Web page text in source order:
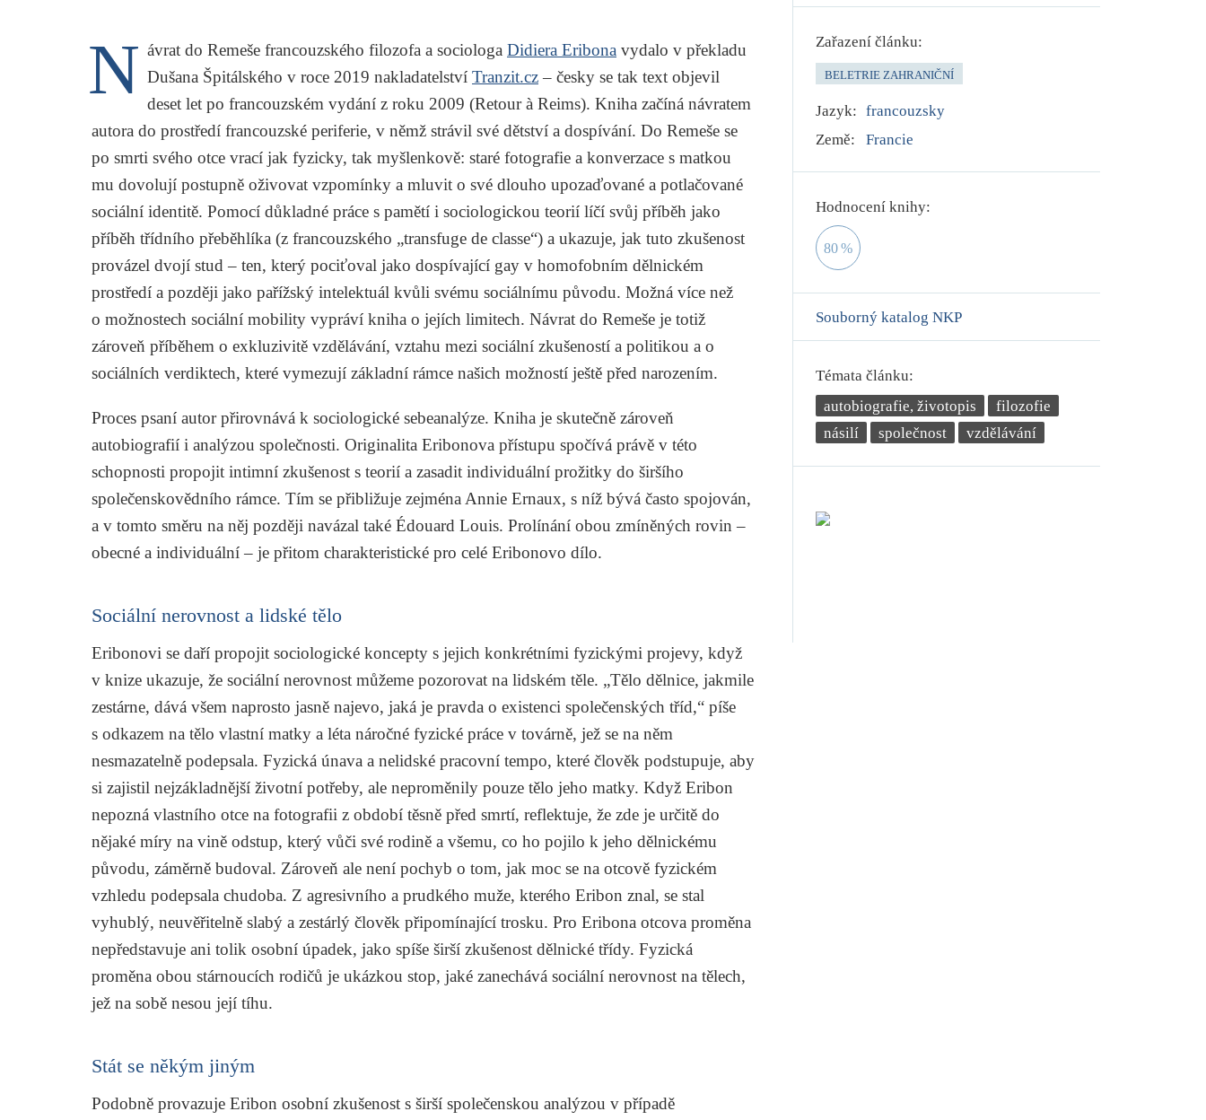
N ávrat do Remeše francouzského filozofa a sociologa Didiera Eribona vydalo v překladu
Dušana Špitálského v roce 2019 nakladatelství Tranzit.cz– česky se tak text objevil
deset let po francouzském vydání z roku 2009 (Retour à Reims). Kniha začíná návratem
autora do prostředí francouzské periferie, v němž strávil své dětství a dospívání. Do Remeše se
po smrti svého otce vrací jak fyzicky, tak myšlenkově: staré fotografie a konverzace s matkou
mu dovolují postupně oživovat vzpomínky a mluvit o své dlouho upozaďované a potlačované
sociální identitě. Pomocí důkladné práce s pamětí i sociologickou teorií líčí svůj příběh jako
příběh třídního přeběhlíka (z francouzského „transfuge de classe“) a ukazuje, jak tuto zkušenost
provázel dvojí stud – ten, který pociťoval jako dospívající gay v homofobním dělnickém
prostředí a později jako pařížský intelektuál kvůli svému sociálnímu původu. Možná více než
o možnostech sociální mobility vypráví kniha o jejích limitech. Návrat do Remeše je totiž
zároveň příběhem o exkluzivitě vzdělávání, vztahu mezi sociální zkušeností a politikou a o
sociálních verdiktech, které vymezují základní rámce našich možností ještě před narozením.
Proces psaní autor přirovnává k sociologické sebeanalýze. Kniha je skutečně zároveň
autobiografií i analýzou společnosti. Originalita Eribonova přístupu spočívá právě v této
schopnosti propojit intimní zkušenost s teorií a zasadit individuální prožitky do širšího
společenskovědního rámce. Tím se přibližuje zejména Annie Ernaux, s níž bývá často spojován,
a v tomto směru na něj později navázal také Édouard Louis. Prolínání obou zmíněných rovin –
obecné a individuální – je přitom charakteristické pro celé Eribonovo dílo.
Sociální nerovnost a lidské tělo
Eribonovi se daří propojit sociologické koncepty s jejich konkrétními fyzickými projevy, když
v knize ukazuje, že sociální nerovnost můžeme pozorovat na lidském těle. „Tělo dělnice, jakmile
zestárne, dává všem naprosto jasně najevo, jaká je pravda o existenci společenských tříd,“ píše
s odkazem na tělo vlastní matky a léta náročné fyzické práce v továrně, jež se na něm
nesmazatelně podepsala. Fyzická únava a nelidské pracovní tempo, které člověk podstupuje, aby
si zajistil nejzákladnější životní potřeby, ale neproměnily pouze tělo jeho matky. Když Eribon
nepozná vlastního otce na fotografii z období těsně před smrtí, reflektuje, že zde je určitě do
nějaké míry na vině odstup, který vůči své rodině a všemu, co ho pojilo k jeho dělnickému
původu, záměrně budoval. Zároveň ale není pochyb o tom, jak moc se na otcově fyzickém
vzhledu podepsala chudoba. Z agresivního a prudkého muže, kterého Eribon znal, se stal
vyhublý, neuvěřitelně slabý a zestárlý člověk připomínající trosku. Pro Eribona otcova proměna
nepředstavuje ani tolik osobní úpadek, jako spíše širší zkušenost dělnické třídy. Fyzická
proměna obou stárnoucích rodičů je ukázkou stop, jaké zanechává sociální nerovnost na tělech,
jež na sobě nesou její tíhu.
Stát se někým jiným
Podobně provazuje Eribon osobní zkušenost s širší společenskou analýzou v případě
Zařazení článku:
BELETRIE ZAHRANIČNÍ
Jazyk: francouzsky
Země:
Francie
Hodnocení knihy:
80 %
Souborný katalog NKP
Témata článku:
autobiografie, životopis
filozofie
násilí
společnost vzdělávání